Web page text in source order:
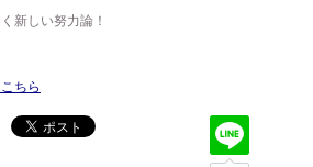
新しい努力論！
ちら